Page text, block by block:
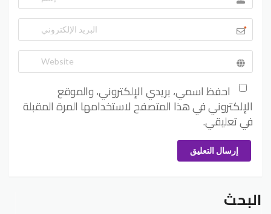
*
احفظ اسمي، بريدي الإلكتروني، والموقع
الإلكتروني في هذا المتصفح لاستخدامها المرة المقبلة
في تعليقي.
إرسال التعليق
البحث